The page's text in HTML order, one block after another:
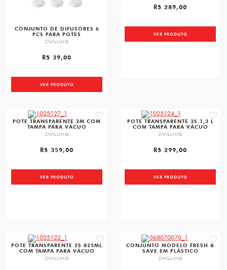
CONJUNTO DE DIFUSORES 6
PCS PARA POTES
ZWILLING
R$ 39,00
VER PRODUTO
R$ 289,00
VER PRODUTO
favorite
POTE TRANSPARENTE 2M COM
TAMPA PARA VÁCUO
ZWILLING
R$ 359,00
VER PRODUTO
POTE TRANSPARENTE 3S 1,3 L
COM TAMPA PARA VÁCUO
ZWILLING
R$ 299,00
VER PRODUTO
favorite
POTE TRANSPARENTE 2S 825ML
COM TAMPA PARA VÁCUO
ZWILLING
CONJUNTO MODELO FRESH &
SAVE EM PLÁSTICO
ZWILLING